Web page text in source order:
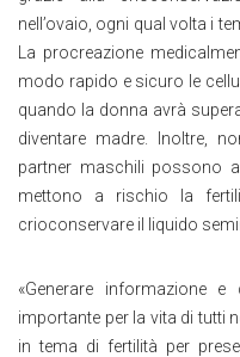
nell’ovaio, ogni qual volta i
La procreazione
modo rapido e sicuro le
quando la donna avrà
diventare madre. Inoltre,
partner maschili possono
mettono a rischio la
crioconservare il liquido
«Generare informazione
importante per la vita di tutti
in tema di fertilità per